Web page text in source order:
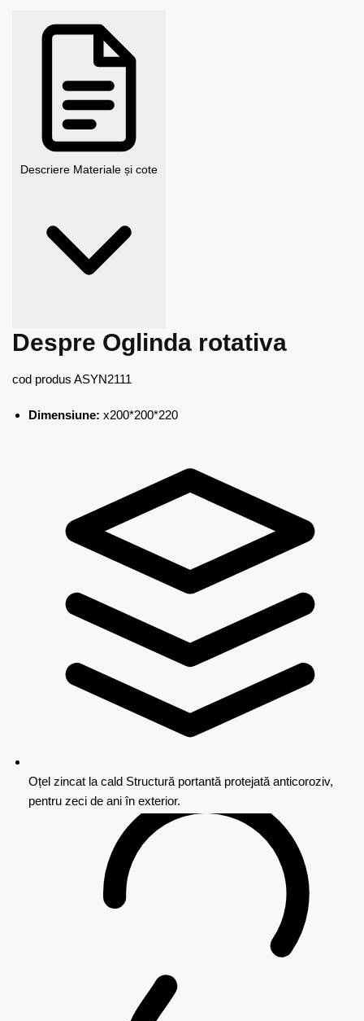
Descriere Materiale și cote
Despre Oglinda rotativa
cod produs ASYN2111
Dimensiune: x200*200*220
Oțel zincat la cald Structură portantă protejată anticoroziv,
pentru zeci de ani în exterior.